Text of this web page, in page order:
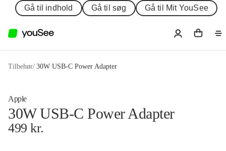
Gå til indhold Gå til søg Gå til Mit YouSee
Tilbehør/ 30W USB-C Power Adapter
Apple
30W USB-C Power Adapter
499kr.